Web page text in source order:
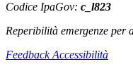
Codice IpaGov: c_l823
Reperibilità emergenze per
Feedback Accessibilità